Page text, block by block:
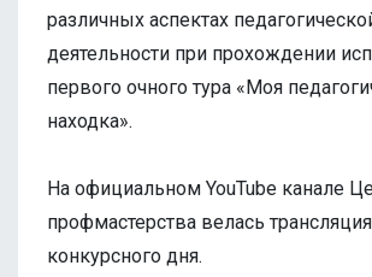
различных аспектах
деятельности при прохождении
первого очного тура «Моя
находка».
На официальном YouTube канале
профмастерства велась
конкурсного дня.